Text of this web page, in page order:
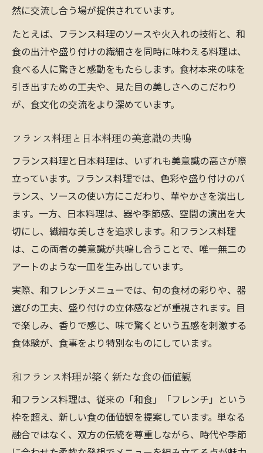
然に交流し合う場が提供されています。
たとえば、フランス料理のソースや火入れの技術と、和
食の出汁や盛り付けの繊細さを同時に味わえる料理は、
食べる人に驚きと感動をもたらします。食材本来の味を
引き出すための工夫や、見た目の美しさへのこだわり
が、食文化の交流をより深めています。
フランス料理と日本料理の美意識の共鳴
フランス料理と日本料理は、いずれも美意識の高さが際
立っています。フランス料理では、色彩や盛り付けのバ
ランス、ソースの使い方にこだわり、華やかさを演出し
ます。一方、日本料理は、器や季節感、空間の演出を大
切にし、繊細な美しさを追求します。和フランス料理
は、この両者の美意識が共鳴し合うことで、唯一無二の
アートのような一皿を生み出しています。
実際、和フレンチメニューでは、旬の食材の彩りや、器
選びの工夫、盛り付けの立体感などが重視されます。目
で楽しみ、香りで感じ、味で驚くという五感を刺激する
食体験が、食事をより特別なものにしています。
和フランス料理が築く新たな食の価値観
和フランス料理は、従来の「和食」「フレンチ」という
枠を超え、新しい食の価値観を提案しています。単なる
融合ではなく、双方の伝統を尊重しながら、時代や季節